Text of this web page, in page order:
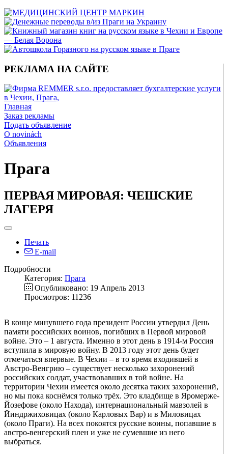
РЕКЛАМА НА САЙТЕ
Главная
Заказ рекламы
Подать объявление
O novinách
Объявления
Прага
ПЕРВАЯ МИРОВАЯ: ЧЕШСКИЕ
ЛАГЕРЯ
Печать
E-mail
Подробности
Категория: Прага
Опубликовано: 19 Апрель 2013
Просмотров: 11236
В конце минувшего года президент России утвердил День
памяти российских воинов, погибших в Первой мировой
войне. Это – 1 августа. Именно в этот день в 1914-м Россия
вступила в мировую войну. В 2013 году этот день будет
отмечаться впервые. В Чехии – в то время входившей в
Австро-Венгрию – существует несколько захоронений
российских солдат, участвовавших в той войне. На
территории Чехии имеется около десятка таких захоронений,
но мы пока коснёмся только трёх. Это кладбище в Яромерже-
Йозефове (около Находа), интернациональный мавзолей в
Йиндржиховицах (около Карловых Вар) и в Миловицах
(около Праги). На всех покоятся русские воины, попавшие в
австро-венгерский плен и уже не сумевшие из него
выбраться.